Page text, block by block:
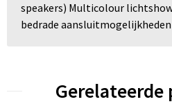
speakers) Multicolour
bedrade aansluitmogelijkheden
Gerelateerde